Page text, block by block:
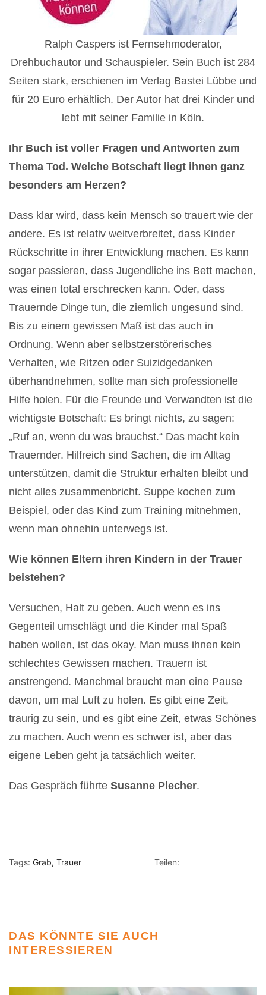
Ralph Caspers ist Fernsehmoderator,
Drehbuchautor und Schauspieler. Sein Buch ist 284
Seiten stark, erschienen im Verlag Bastei Lübbe und
für 20 Euro erhältlich. Der Autor hat drei Kinder und
lebt mit seiner Familie in Köln.
Ihr Buch ist voller Fragen und Antworten zum
Thema Tod. Welche Botschaft liegt ihnen ganz
besonders am Herzen?
Dass klar wird, dass kein Mensch so trauert wie der
andere. Es ist relativ weitverbreitet, dass Kinder
Rückschritte in ihrer Entwicklung machen. Es kann
sogar passieren, dass Jugendliche ins Bett machen,
was einen total erschrecken kann. Oder, dass
Trauernde Dinge tun, die ziemlich ungesund sind.
Bis zu einem gewissen Maß ist das auch in
Ordnung. Wenn aber selbstzerstörerisches
Verhalten, wie Ritzen oder Suizidgedanken
überhandnehmen, sollte man sich professionelle
Hilfe holen. Für die Freunde und Verwandten ist die
wichtigste Botschaft: Es bringt nichts, zu sagen:
„Ruf an, wenn du was brauchst.“ Das macht kein
Trauernder. Hilfreich sind Sachen, die im Alltag
unterstützen, damit die Struktur erhalten bleibt und
nicht alles zusammenbricht. Suppe kochen zum
Beispiel, oder das Kind zum Training mitnehmen,
wenn man ohnehin unterwegs ist.
Wie können Eltern ihren Kindern in der Trauer
beistehen?
Versuchen, Halt zu geben. Auch wenn es ins
Gegenteil umschlägt und die Kinder mal Spaß
haben wollen, ist das okay. Man muss ihnen kein
schlechtes Gewissen machen. Trauern ist
anstrengend. Manchmal braucht man eine Pause
davon, um mal Luft zu holen. Es gibt eine Zeit,
traurig zu sein, und es gibt eine Zeit, etwas Schönes
zu machen. Auch wenn es schwer ist, aber das
eigene Leben geht ja tatsächlich weiter.
Das Gespräch führte Susanne Plecher.
Tags: Grab Trauer Teilen:
DAS KÖNNTE SIE AUCH
INTERESSIEREN